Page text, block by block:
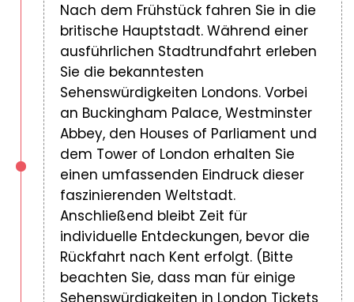
Nach dem Frühstück fahren Sie in die
britische Hauptstadt. Während einer
ausführlichen Stadtrundfahrt erleben
Sie die bekanntesten
Sehenswürdigkeiten Londons. Vorbei
an Buckingham Palace, Westminster
Abbey, den Houses of Parliament und
dem Tower of London erhalten Sie
einen umfassenden Eindruck dieser
faszinierenden Weltstadt.
Anschließend bleibt Zeit für
individuelle Entdeckungen, bevor die
Rückfahrt nach Kent erfolgt. (Bitte
beachten Sie, dass man für einige
Sehenswürdigkeiten in London Tickets